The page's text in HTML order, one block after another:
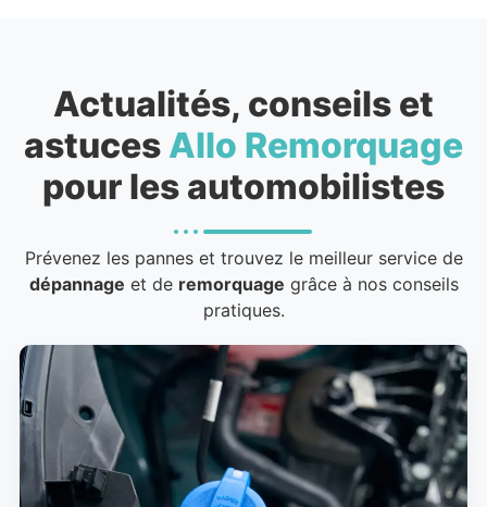
Actualités, conseils et
astuces Allo Remorquage
pour les automobilistes
Prévenez les pannes et trouvez le meilleur service de
dépannage et de remorquage grâce à nos conseils
pratiques.